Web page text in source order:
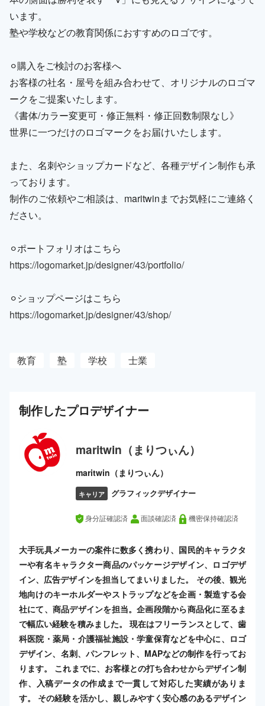
います。
塾や学校などの教育関係におすすめのロゴです。
⚪︎購入をご検討のお客様へ
お客様の社名・屋号を組み合わせて、オリジナルのロゴマ
ークをご提案いたします。
《書体/カラー変更可・修正無料・修正回数制限なし》
世界に一つだけのロゴマークをお届けいたします。
また、名刺やショップカードなど、各種デザイン制作も承
っております。
制作のご依頼やご相談は、maritwinまでお気軽にご連絡く
ださい。
⚪︎ポートフォリオはこちら
https://logomarket.jp/designer/43/portfolio/
⚪︎ショップページはこちら
https://logomarket.jp/designer/43/shop/
教育 塾 学校 士業
制作したプロデザイナー
maritwin（まりつぃん）
maritwin（まりつぃん）
キャリア グラフィックデザイナー
身分証確認済 面談確認済 機密保持確認済
大手玩具メーカーの案件に数多く携わり、国民的キャラクタ
ーや有名キャラクター商品のパッケージデザイン、ロゴデザ
イン、広告デザインを担当してまいりました。 その後、観光
地向けのキーホルダーやストラップなどを企画・製造する会
社にて、商品デザインを担当。企画段階から商品化に至るま
で幅広い経験を積みました。 現在はフリーランスとして、歯
科医院・薬局・介護福祉施設・学童保育などを中心に、ロゴ
デザイン、名刺、パンフレット、MAPなどの制作を行ってお
ります。 これまでに、お客様との打ち合わせからデザイン制
作、入稿データの作成まで一貫して対応した実績がありま
す。 その経験を活かし、親しみやすく安心感のあるデザイン